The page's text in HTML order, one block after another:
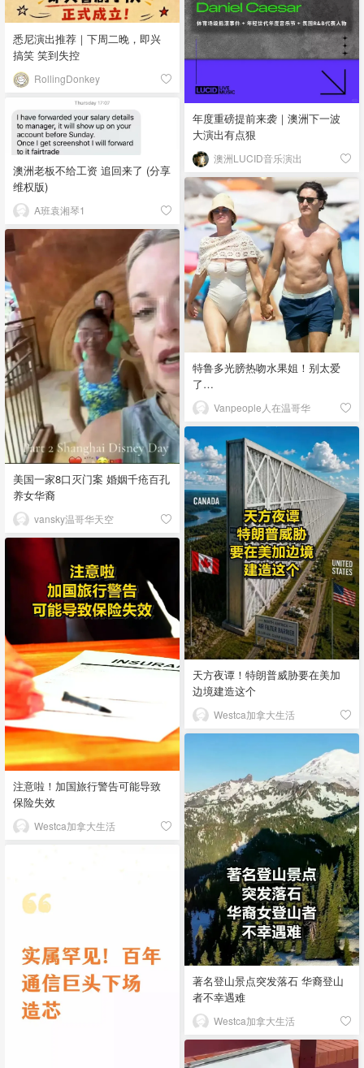
悉尼演出推荐｜下周二晚，即兴
搞笑 笑到失控
RollingDonkey
年度重磅提前来袭｜澳洲下一波
大演出有点狠
澳洲LUCID音乐演出
澳洲老板不给工资 追回来了 (分享
维权版)
A班袁湘琴1
特鲁多光膀热吻水果姐！别太爱
了…
Vanpeople人在温哥华
美国一家8口灭门案 婚姻千疮百孔
养女华裔
vansky温哥华天空
天方夜谭！特朗普威胁要在美加
边境建造这个
Westca加拿大生活
注意啦！加国旅行警告可能导致
保险失效
Westca加拿大生活
著名登山景点突发落石 华裔登山
者不幸遇难
Westca加拿大生活